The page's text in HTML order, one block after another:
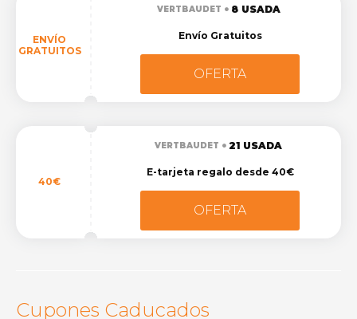
ENVÍO
GRATUITOS
VERTBAUDET 8 USADA
Envío Gratuitos
OFERTA
40€
VERTBAUDET 21 USADA
E-tarjeta regalo desde 40€
OFERTA
Cupones Caducados